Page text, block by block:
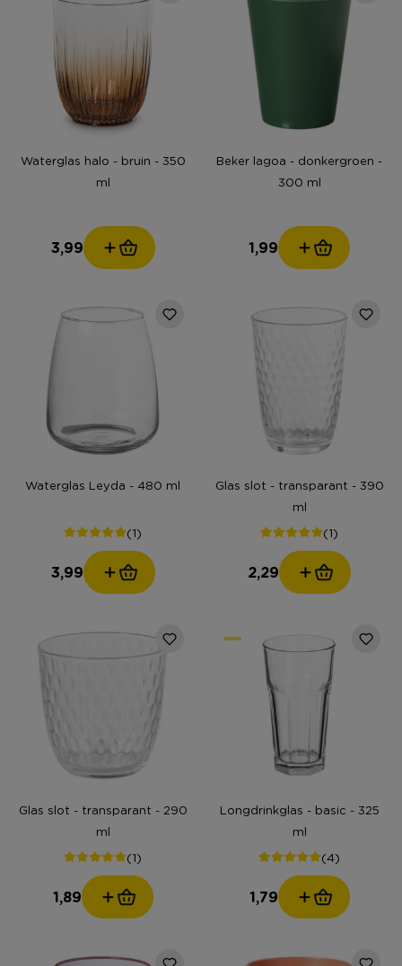
Waterglas halo - bruin - 350
ml
3,99
Beker lagoa - donkergroen -
300 ml
1,99
Waterglas Leyda - 480 ml
(1)
3,99
Glas slot - transparant - 390
ml
(1)
2,29
Glas slot - transparant - 290
ml
(1)
1,89
Longdrinkglas - basic - 325
ml
(4)
1,79